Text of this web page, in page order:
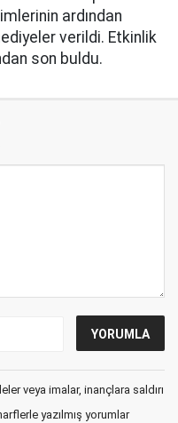
ardından
verildi. Etkinlik
son buldu.
veya imalar, inançlara saldırı
yazılmış yorumlar